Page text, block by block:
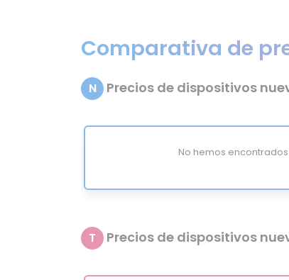
Comparativa de
N Precios de dispositivos
No hemos
T Precios de dispositivos